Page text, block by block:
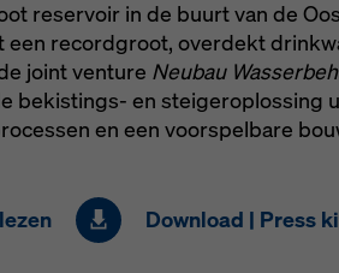
reservoir in de buurt van de
een recordgroot, overdekt
joint venture Neubau
bekistings- en steigeroplossing
en een voorspelbare
Download | Press